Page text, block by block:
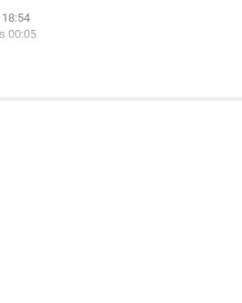
00:05